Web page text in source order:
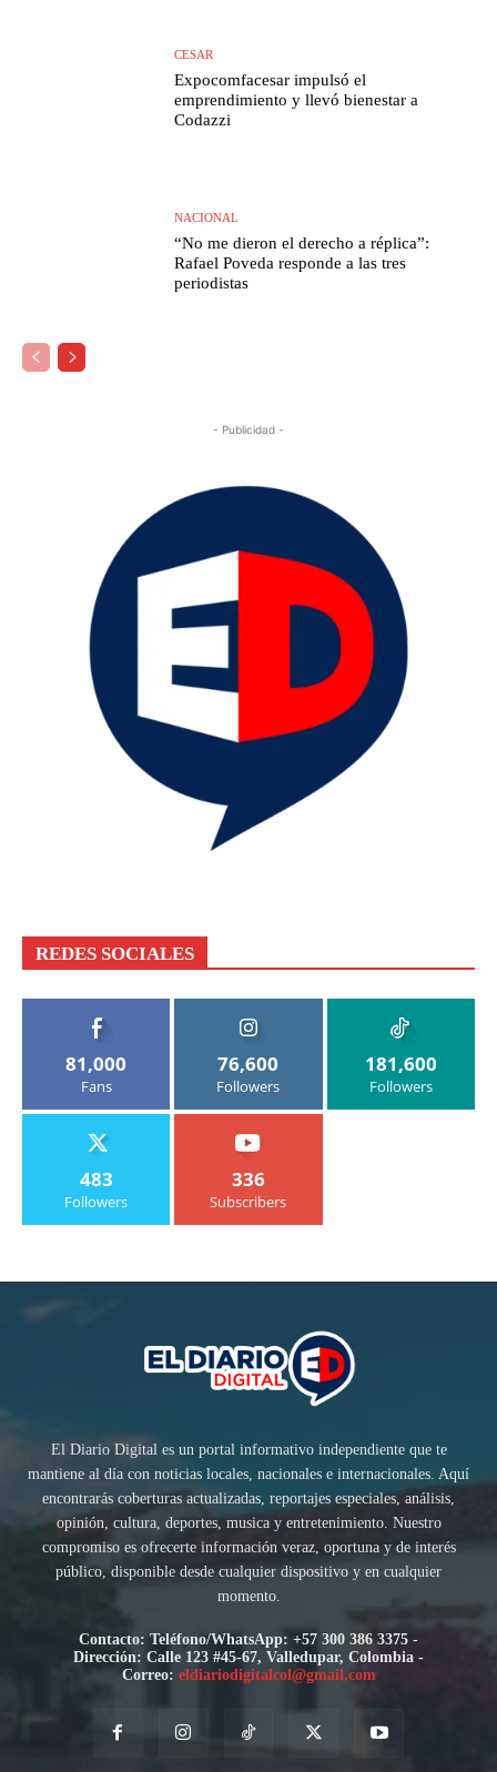
CESAR
Expocomfacesar impulsó el
emprendimiento y llevó bienestar a
Codazzi
NACIONAL
“No me dieron el derecho a réplica”:
Rafael Poveda responde a las tres
periodistas
- Publicidad -
REDES SOCIALES
81,000
Fans
76,600
Followers
181,600
Followers
483
Followers
336
Subscribers
El Diario Digital es un portal informativo independiente que te
mantiene al día con noticias locales, nacionales e internacionales. Aquí
encontrarás coberturas actualizadas, reportajes especiales, análisis,
opinión, cultura, deportes, musica y entretenimiento. Nuestro
compromiso es ofrecerte información veraz, oportuna y de interés
público, disponible desde cualquier dispositivo y en cualquier
momento.
Contacto: Teléfono/WhatsApp: +57 300 386 3375 -
Dirección: Calle 123 #45-67, Valledupar, Colombia -
Correo: eldiariodigitalcol@gmail.com